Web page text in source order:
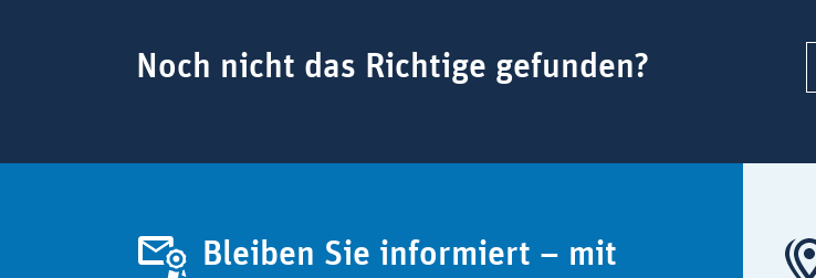
Noch nicht das Richtige gefunden?
Bleiben Sie informiert – mit